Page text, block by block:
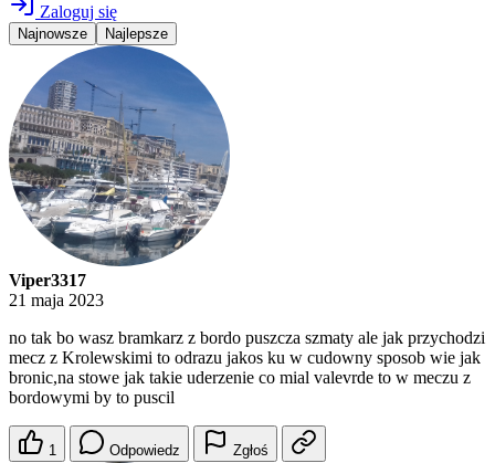
Zaloguj się
Najnowsze Najlepsze
Viper3317
21 maja 2023
no tak bo wasz bramkarz z bordo puszcza szmaty ale jak przychodzi
mecz z Krolewskimi to odrazu jakos ku w cudowny sposob wie jak
bronic,na stowe jak takie uderzenie co mial valevrde to w meczu z
bordowymi by to puscil
1 Odpowiedz Zgłoś